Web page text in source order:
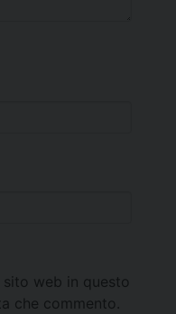
web in questo
che commento.